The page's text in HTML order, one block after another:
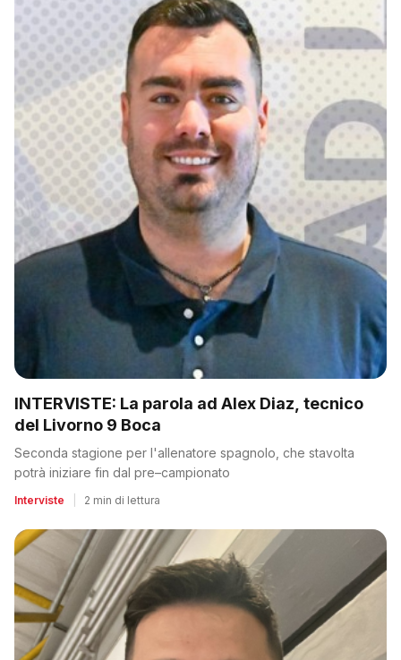
INTERVISTE: La parola ad Alex Diaz, tecnico
del Livorno 9 Boca
Seconda stagione per l'allenatore spagnolo, che stavolta
potrà iniziare fin dal pre–campionato
Interviste 2 min di lettura